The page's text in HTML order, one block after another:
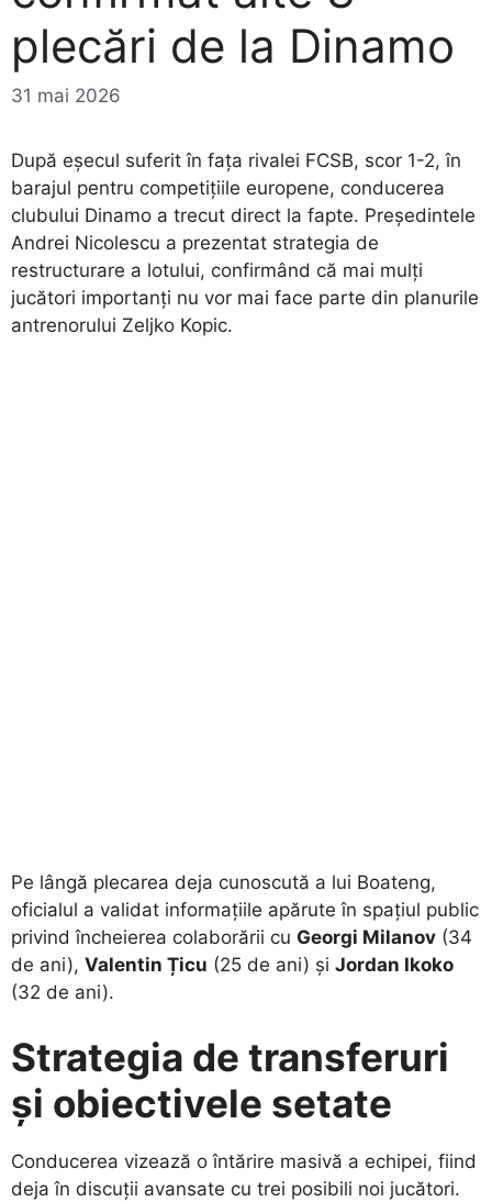
plecări de la Dinamo
31 mai 2026
După eșecul suferit în fața rivalei FCSB, scor 1-2, în
barajul pentru competițiile europene, conducerea
clubului Dinamo a trecut direct la fapte. Președintele
Andrei Nicolescu a prezentat strategia de
restructurare a lotului, confirmând că mai mulți
jucători importanți nu vor mai face parte din planurile
antrenorului Zeljko Kopic.
​Pe lângă plecarea deja cunoscută a lui Boateng,
oficialul a validat informațiile apărute în spațiul public
privind încheierea colaborării cu Georgi Milanov (34
de ani), Valentin Țicu (25 de ani) și Jordan Ikoko
(32 de ani).
Strategia de transferuri
și obiectivele setate
​Conducerea vizează o întărire masivă a echipei, fiind
deja în discuții avansate cu trei posibili noi jucători.